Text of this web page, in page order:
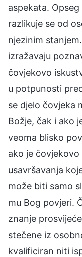
aspekata.
razlikuje se od
njezinim
izražavaju
čovjekovo
u potpunosti
se djelo čovjeka
Božje, čak i ako
veoma blisko
ako je
usavršavanja
može biti samo
mu Bog povjeri.
znanje
stečene iz
kvalificiran niti